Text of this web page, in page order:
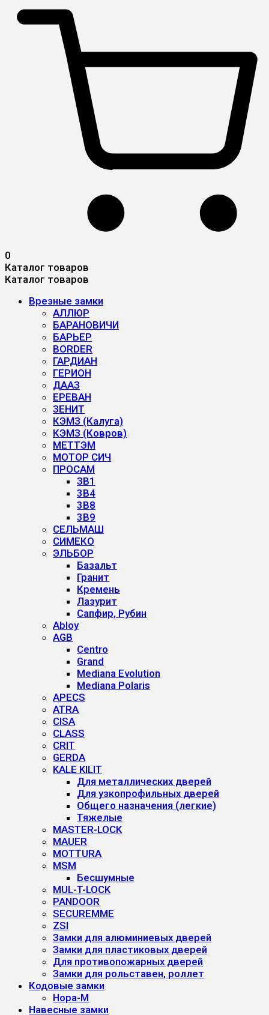
0
Каталог товаров
Каталог товаров
Врезные замки
АЛЛЮР
БАРАНОВИЧИ
БАРЬЕР
BORDER
ГАРДИАН
ГЕРИОН
ДААЗ
ЕРЕВАН
ЗЕНИТ
КЭМЗ (Калуга)
КЭМЗ (Ковров)
МЕТТЭМ
МОТОР СИЧ
ПРОСАМ
ЗВ1
3B4
3B8
3B9
СЕЛЬМАШ
СИМЕКО
ЭЛЬБОР
Базальт
Гранит
Кремень
Лазурит
Сапфир, Рубин
Abloy
AGB
Centro
Grand
Mediana Evolution
Mediana Polaris
APECS
ATRA
CISA
CLASS
CRIT
GERDA
KALE KILIT
Для металлических дверей
Для узкопрофильных дверей
Общего назначения (легкие)
Тяжелые
MASTER-LOCK
MAUER
MOTTURA
MSM
Бесшумные
MUL-T-LOCK
PANDOOR
SECUREMME
ZSI
Замки для алюминиевых дверей
Замки для пластиковых дверей
Для противопожарных дверей
Замки для рольставен, роллет
Кодовые замки
Нора-М
Навесные замки